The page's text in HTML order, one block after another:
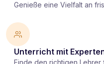
Genieße eine Vielfalt an
Unterricht mit
Finde den richtigen Lehrer